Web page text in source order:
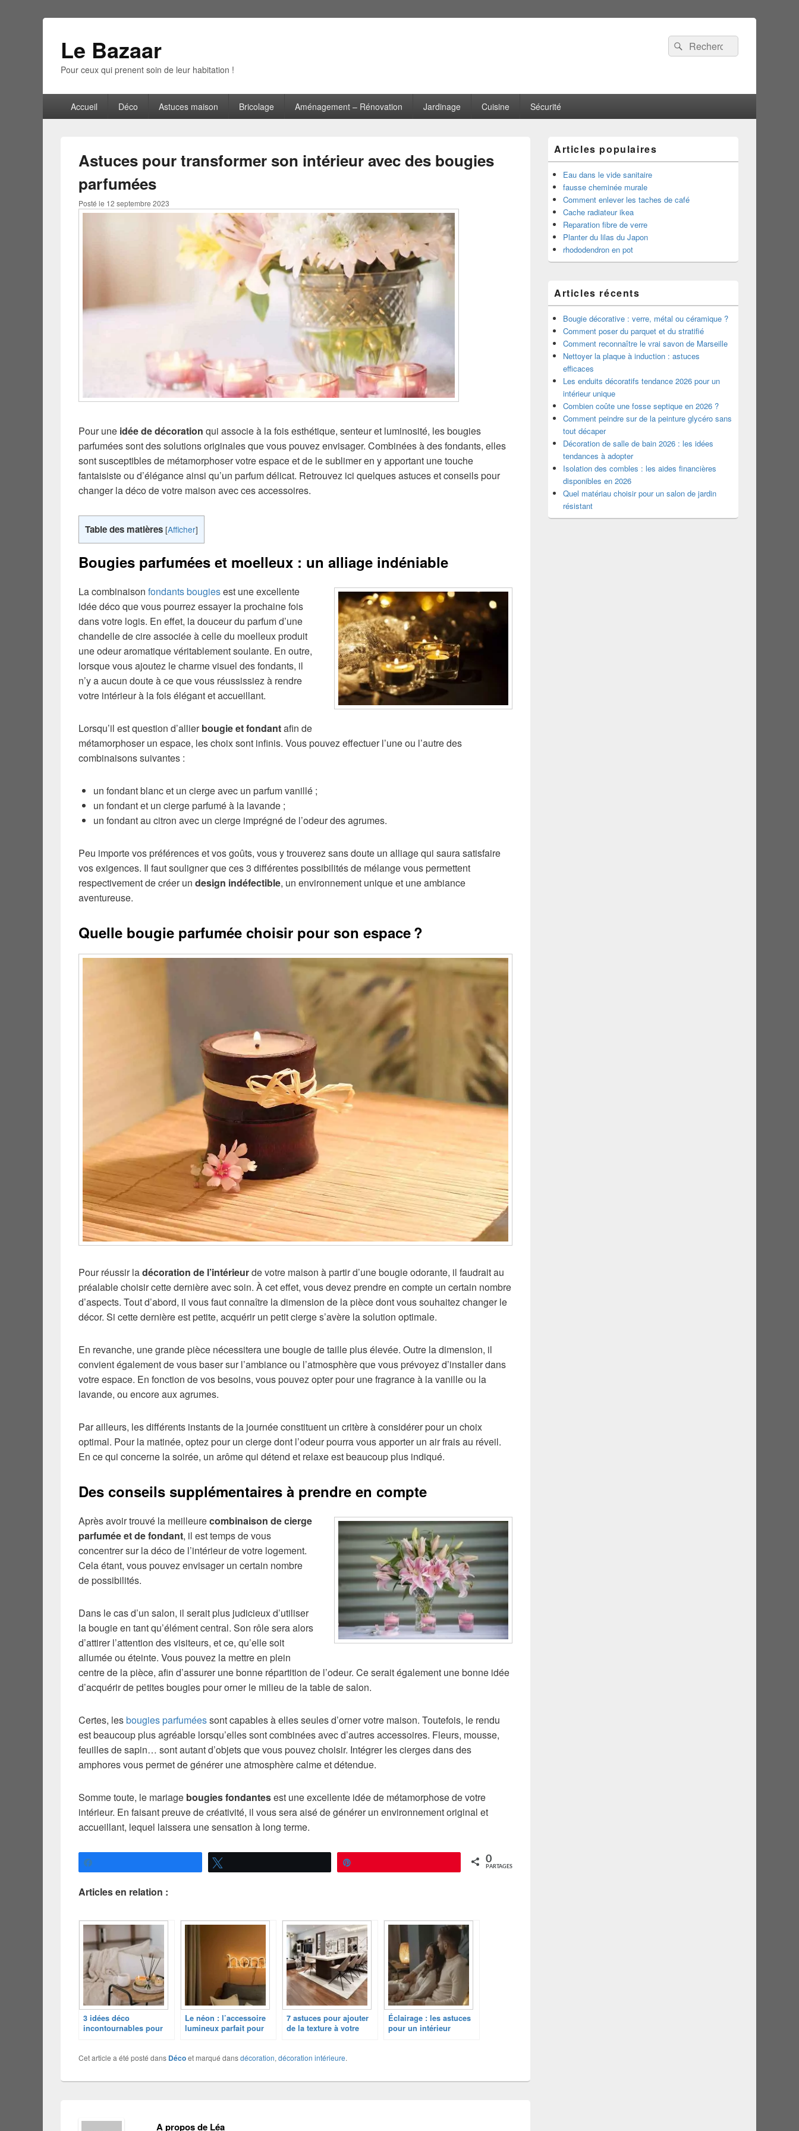
Le Bazaar
Pour ceux qui prenent soin de leur habitation !
Recherche :
Rechercher
principalAccueil Déco Astuces maison Bricolage Aménagement – Rénovation Jardinage Cuisine Sécurité
Astuces pour transformer son intérieur avec des bougies
parfumées
Posté le 12 septembre 2023
Pour une idée de décoration qui associe à la fois esthétique, senteur et luminosité, les bougies
parfumées sont des solutions originales que vous pouvez envisager. Combinées à des fondants, elles
sont susceptibles de métamorphoser votre espace et de le sublimer en y apportant une touche
fantaisiste ou d’élégance ainsi qu’un parfum délicat. Retrouvez ici quelques astuces et conseils pour
changer la déco de votre maison avec ces accessoires.
Table des matières [Afficher]
Bougies parfumées et moelleux : un alliage indéniable
La combinaison fondants bougiesest une excellente
idée déco que vous pourrez essayer la prochaine fois
dans votre logis. En effet, la douceur du parfum d’une
chandelle de cire associée à celle du moelleux produit
une odeur aromatique véritablement soulante. En outre,
lorsque vous ajoutez le charme visuel des fondants, il
n’y a aucun doute à ce que vous réussissiez à rendre
votre intérieur à la fois élégant et accueillant.
Lorsqu’il est question d’allierbougie et fondantafin de
métamorphoser un espace, les choix sont infinis. Vous pouvez effectuer l’une ou l’autre des
combinaisons suivantes :
un fondant blanc et un cierge avec un parfum vanillé ;
un fondant et un cierge parfumé à la lavande ;
un fondant au citron avec un cierge imprégné de l’odeur des agrumes.
Peu importe vos préférences et vos goûts, vous y trouverez sans doute un alliage qui saura satisfaire
vos exigences. Il faut souligner que ces 3 différentes possibilités de mélange vous permettent
respectivement de créer un design indéfectible, un environnement unique et une ambiance
aventureuse.
Quelle bougie parfumée choisir pour son espace ?
Pour réussir ladécoration de l’intérieurde votre maison à partir d’une bougie odorante, il faudrait au
préalable choisir cette dernière avec soin. À cet effet, vous devez prendre en compte un certain nombre
d’aspects. Tout d’abord, il vous faut connaître la dimension de la pièce dont vous souhaitez changer le
décor. Si cette dernière est petite, acquérir un petit cierge s’avère la solution optimale.
En revanche, une grande pièce nécessitera une bougie de taille plus élevée. Outre la dimension, il
convient également de vous baser sur l’ambiance ou l’atmosphère que vous prévoyez d’installer dans
votre espace. En fonction de vos besoins, vous pouvez opter pour une fragrance à la vanille ou la
lavande, ou encore aux agrumes.
Par ailleurs, les différents instants de la journée constituent un critère à considérer pour un choix
optimal. Pour la matinée, optez pour un cierge dont l’odeur pourra vous apporter un air frais au réveil.
En ce qui concerne la soirée, un arôme qui détend et relaxe est beaucoup plus indiqué.
Des conseils supplémentaires à prendre en compte
Après avoir trouvé la meilleurecombinaison de cierge
parfumée et de fondant, il est temps de vous
concentrer sur la déco de l’intérieur de votre logement.
Cela étant, vous pouvez envisager un certain nombre
de possibilités.
Dans le cas d’un salon, il serait plus judicieux d’utiliser
la bougie en tant qu’élément central. Son rôle sera alors
d’attirer l’attention des visiteurs, et ce, qu’elle soit
allumée ou éteinte. Vous pouvez la mettre en plein
centre de la pièce, afin d’assurer une bonne répartition de l’odeur. Ce serait également une bonne idée
d’acquérir de petites bougies pour orner le milieu de la table de salon.
Certes, lesbougies parfuméessont capables à elles seules d’orner votre maison. Toutefois, le rendu
est beaucoup plus agréable lorsqu’elles sont combinées avec d’autres accessoires. Fleurs, mousse,
feuilles de sapin… sont autant d’objets que vous pouvez choisir. Intégrer les cierges dans des
amphores vous permet de générer une atmosphère calme et détendue.
Somme toute, le mariage bougies fondantesest une excellente idée de métamorphose de votre
intérieur. En faisant preuve de créativité, il vous sera aisé de générer un environnement original et
accueillant, lequel laissera une sensation à long terme.
0
PARTAGES
Articles en relation :
3 idées déco
incontournables pour
bien-être
Le néon : l’accessoire
lumineux parfait pour
7 astuces pour ajouter
de la texture à votre
Éclairage : les astuces
pour un intérieur
Cet article a été posté dans Décoet marqué dansdécoration, décoration intérieure.
A propos de Léa
Articles populaires
Eau dans le vide sanitaire
fausse cheminée murale
Comment enlever les taches de café
Cache radiateur ikea
Reparation fibre de verre
Planter du lilas du Japon
rhododendron en pot
Articles récents
Bougie décorative : verre, métal ou céramique ?
Comment poser du parquet et du stratifié
Comment reconnaître le vrai savon de Marseille
Nettoyer la plaque à induction : astuces
efficaces
Les enduits décoratifs tendance 2026 pour un
intérieur unique
Combien coûte une fosse septique en 2026 ?
Comment peindre sur de la peinture glycéro sans
tout décaper
Décoration de salle de bain 2026 : les idées
tendances à adopter
Isolation des combles : les aides financières
disponibles en 2026
Quel matériau choisir pour un salon de jardin
résistant